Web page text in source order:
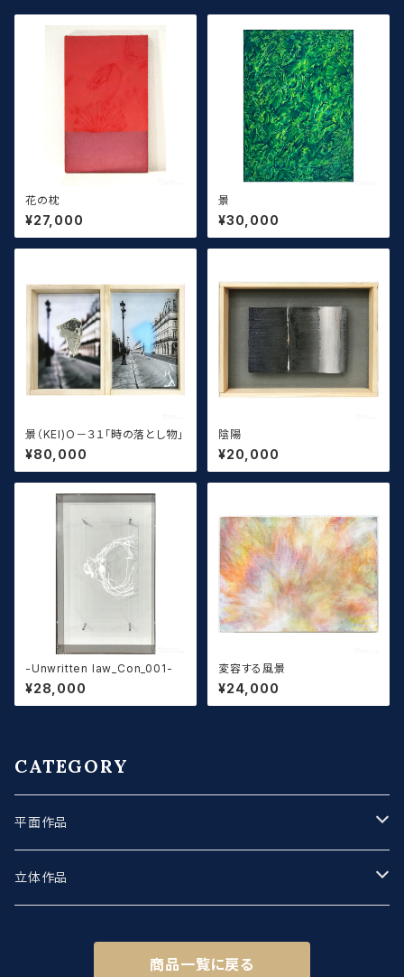
花の枕
¥27,000
景
¥30,000
景（KEI)O－３１「時の落とし物」
¥80,000
陰陽
¥20,000
-Unwritten law_Con_001-
¥28,000
変容する風景
¥24,000
CATEGORY
平面作品
抽象作品
立体作品
商品一覧に戻る